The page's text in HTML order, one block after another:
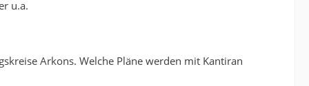
u.a.
Arkons. Welche Pläne werden mit Kantiran